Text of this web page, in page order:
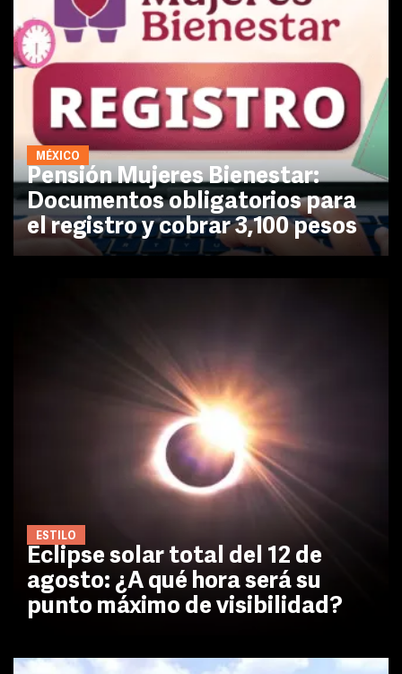
MÉXICO
Pensión Mujeres Bienestar:
Documentos obligatorios para
el registro y cobrar 3,100 pesos
ESTILO
Eclipse solar total del 12 de
agosto: ¿A qué hora será su
punto máximo de visibilidad?